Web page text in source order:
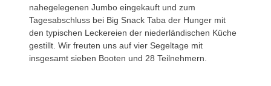
nahegelegenen Jumbo eingekauft und zum
Tagesabschluss bei Big Snack Taba der Hunger mit
den typischen Leckereien der niederländischen Küche
gestillt. Wir freuten uns auf vier Segeltage mit
insgesamt sieben Booten und 28 Teilnehmern.